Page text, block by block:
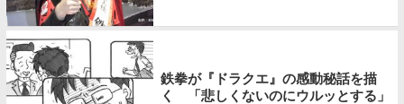
鉄拳が『ドラクエ』の感動秘話を描
く 「悲しくないのにウルッとする」